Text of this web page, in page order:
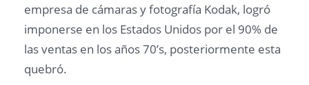
empresa de cámaras y fotografía Kodak, logró
imponerse en los Estados Unidos por el 90% de
las ventas en los años 70’s, posteriormente esta
quebró.